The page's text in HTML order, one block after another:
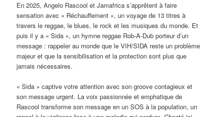
En 2025, Angelo Rascool et Jamafrica s’apprêtent à faire
sensation avec « Réchauffement », un voyage de 13 titres à
travers le reggae, le blues, le rock et les musiques du monde. Et
puis il y a « Sida », un hymne reggae Rob-A-Dub porteur d’un
message : rappeler au monde que le VIH/SIDA reste un problème
majeur et que la sensibilisation et la protection sont plus que
jamais nécessaires.
« Sida » captive votre attention avec son groove contagieux et
son message urgent. La voix passionnée et emphatique de
Rascool transforme son message en un SOS à la population, un